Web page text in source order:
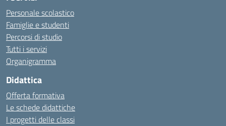
Personale scolastico
Famiglie e studenti
Percorsi di studio
Tutti i servizi
Organigramma
Didattica
Offerta formativa
Le schede didattiche
I progetti delle classi